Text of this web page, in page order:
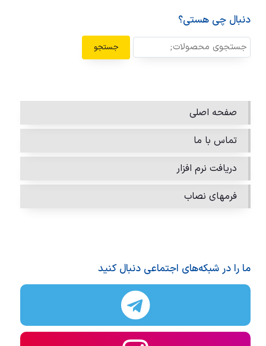
دنبال چی هستی؟
جستجو
صفحه اصلی
تماس با ما
دریافت نرم افزار
فرمهای نصاب
ما را در شبکه‌های اجتماعی دنبال کنید